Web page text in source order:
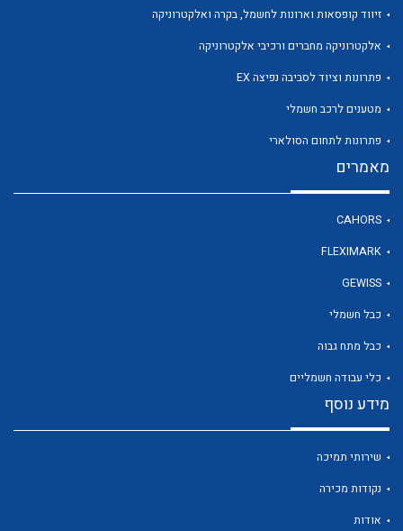
לכל מוצרי היצרן
זיווד קופסאות וארונות לחשמל, בקרה ואלקטרוניקה
אלקטרוניקה מחברים ורכיבי אלקטרוניקה
פתרונות וציוד לסביבה נפיצה EX
מטענים לרכב חשמלי
פתרונות לתחום הסולארי
מאמרים
CAHORS
FLEXIMARK
GEWISS
כבל חשמלי
כבל מתח גבוה
כלי עבודה חשמליים
מידע נוסף
שירותי תמיכה
נקודות מכירה
אודות